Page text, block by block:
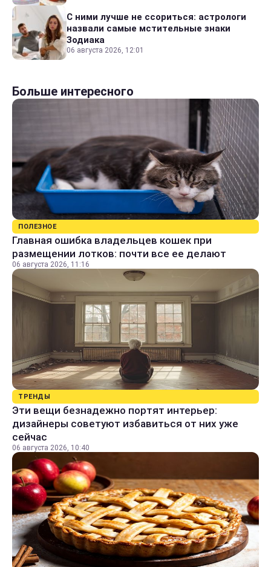
С ними лучше не ссориться: астрологи
назвали самые мстительные знаки
Зодиака
06 августа 2026, 12:01
Больше интересного
ПОЛЕЗНОЕ
Главная ошибка владельцев кошек при
размещении лотков: почти все ее делают
06 августа 2026, 11:16
ТРЕНДЫ
Эти вещи безнадежно портят интерьер:
дизайнеры советуют избавиться от них уже
сейчас
06 августа 2026, 10:40